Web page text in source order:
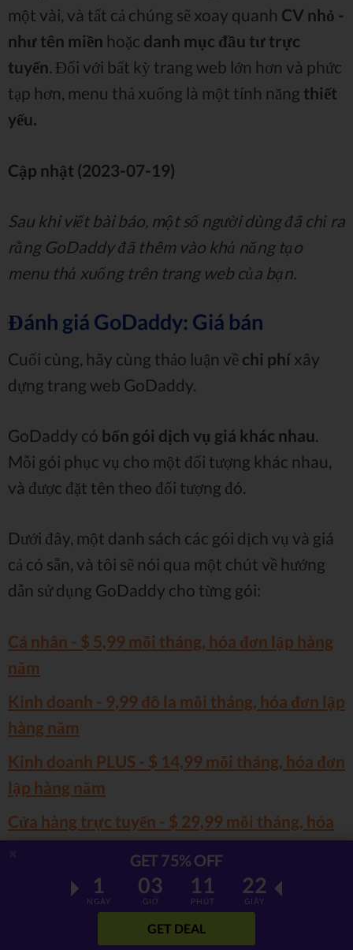
một vài, và tất cả chúng sẽ xoay quanh CV nhỏ -
như tên miền hoặc danh mục đầu tư trực
tuyến. Đối với bất kỳ trang web lớn hơn và phức
tạp hơn, menu thả xuống là một tính năng thiết
yếu.
Cập nhật (2023-07-19)
Sau khi viết bài báo, một số người dùng đã chỉ ra
rằng GoDaddy đã thêm vào khả năng tạo
menu thả xuống trên trang web của bạn.
Đánh giá GoDaddy: Giá bán
Cuối cùng, hãy cùng thảo luận về chi phí xây
dựng trang web GoDaddy.
GoDaddy có bốn gói dịch vụ giá khác nhau.
Mỗi gói phục vụ cho một đối tượng khác nhau,
và được đặt tên theo đối tượng đó.
Dưới đây, một danh sách các gói dịch vụ và giá
cả có sẵn, và tôi sẽ nói qua một chút về hướng
dẫn sử dụng GoDaddy cho từng gói:
Cá nhân - $ 5,99 mỗi tháng, hóa đơn lập hàng
năm
Kinh doanh - 9,99 đô la mỗi tháng, hóa đơn lập
hàng năm
Kinh doanh PLUS - $ 14,99 mỗi tháng, hóa đơn
lập hàng năm
Cửa hàng trực tuyến - $ 29,99 mỗi tháng, hóa
đơn lập hàng năm
Cá nhân- cái tên đã tự giải thích cho nội
dung - gói này sẽ rất tuyệt vời cho người dùng
một trang web rất nhỏ
GET 75% OFF
1
NGÀY
03
GIỜ
11
PHÚT
21
GIÂY
GET DEAL